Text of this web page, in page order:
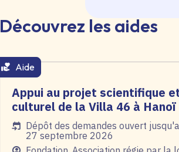
Découvrez les aides
thématique active
Aide
Appui au projet scientifique
culturel de la Villa 46 à Hanoï
Date de l'arrêté
Dépôt des demandes ouvert
27 septembre 2026